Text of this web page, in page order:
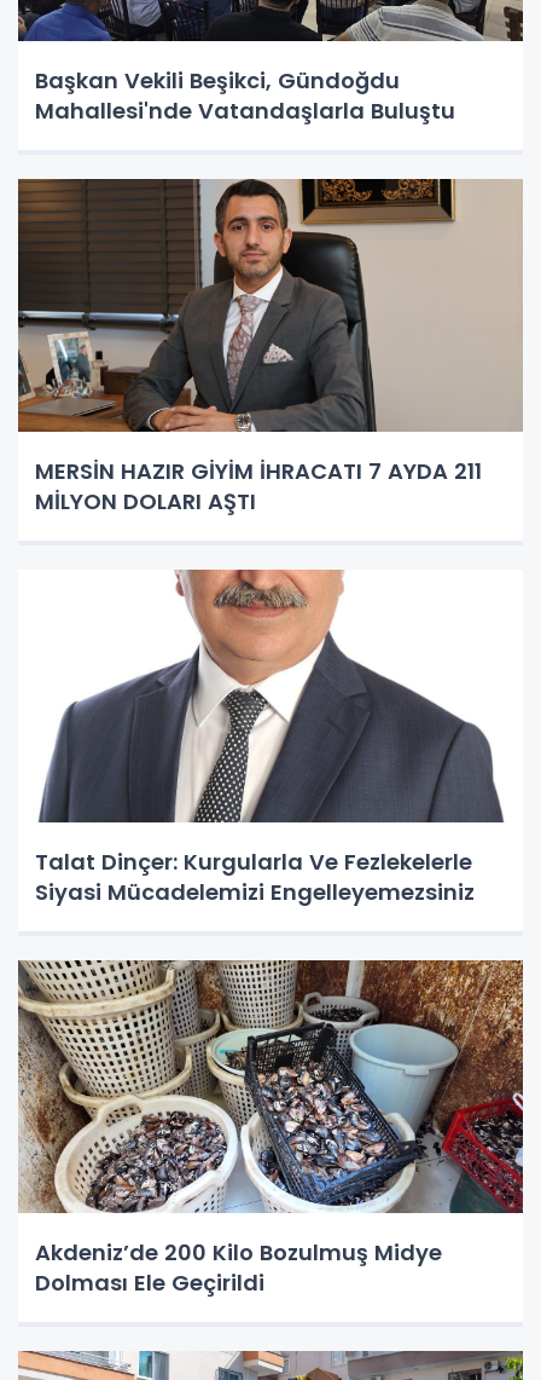
Başkan Vekili Beşikci, Gündoğdu
Mahallesi'nde Vatandaşlarla Buluştu
MERSİN HAZIR GİYİM İHRACATI 7 AYDA 211
MİLYON DOLARI AŞTI
Talat Dinçer: Kurgularla Ve Fezlekelerle
Siyasi Mücadelemizi Engelleyemezsiniz
Akdeniz’de 200 Kilo Bozulmuş Midye
Dolması Ele Geçirildi